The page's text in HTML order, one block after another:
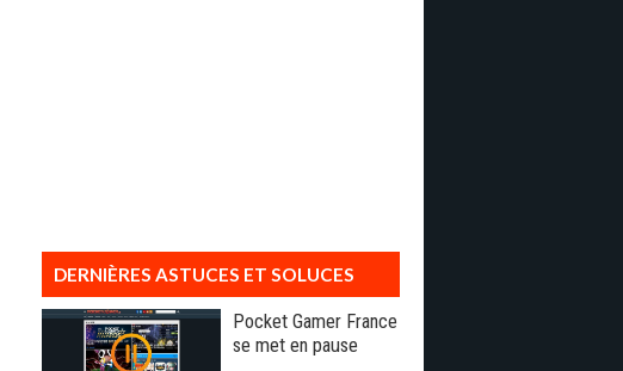
DERNIÈRES ASTUCES ET SOLUCES
Pocket Gamer France
se met en pause